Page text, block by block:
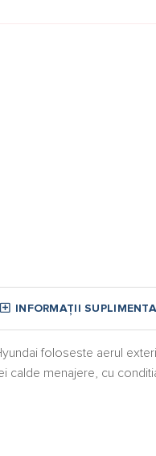
INFORMAȚII
foloseste aerul
calde menajere, cu